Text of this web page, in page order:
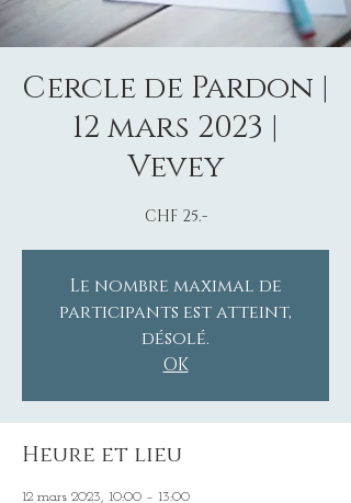
Cercle de Pardon |
12 mars 2023 |
Vevey
CHF 25.-
Le nombre maximal de
participants est atteint,
désolé.
OK
Heure et lieu
12 mars 2023, 10:00 – 13:00